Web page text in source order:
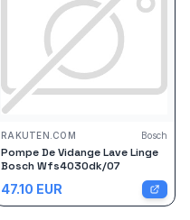
RAKUTEN.COM Bosch
Pompe De Vidange Lave Linge
Bosch Wfs4030dk/07
47.10 EUR